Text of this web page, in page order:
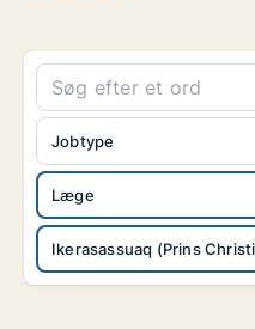
Læge
Ikerasassuaq (Prins
Jobtype